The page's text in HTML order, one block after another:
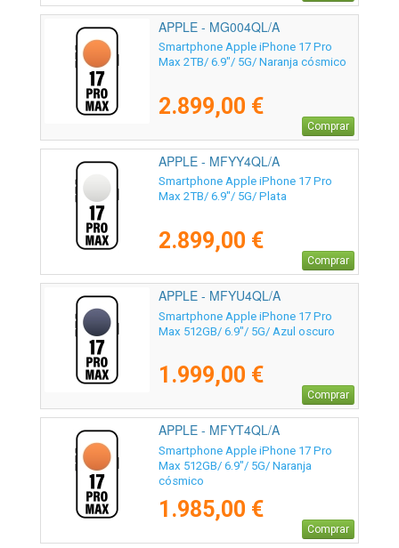
APPLE - MG004QL/A
Smartphone Apple iPhone 17 Pro
Max 2TB/ 6.9"/ 5G/ Naranja cósmico
2.899,00 €
Comprar
APPLE - MFYY4QL/A
Smartphone Apple iPhone 17 Pro
Max 2TB/ 6.9"/ 5G/ Plata
2.899,00 €
Comprar
APPLE - MFYU4QL/A
Smartphone Apple iPhone 17 Pro
Max 512GB/ 6.9"/ 5G/ Azul oscuro
1.999,00 €
Comprar
APPLE - MFYT4QL/A
Smartphone Apple iPhone 17 Pro
Max 512GB/ 6.9"/ 5G/ Naranja
cósmico
1.985,00 €
Comprar